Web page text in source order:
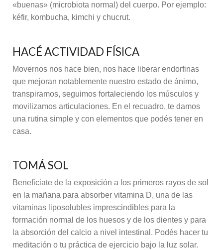
«buenas» (microbiota normal) del cuerpo. Por ejemplo:
kéfir, kombucha, kimchi y chucrut.
HACÉ ACTIVIDAD FÍSICA
Movernos nos hace bien, nos hace liberar endorfinas
que mejoran notablemente nuestro estado de ánimo,
transpiramos, seguimos fortaleciendo los músculos y
movilizamos articulaciones. En el recuadro, te damos
una rutina simple y con elementos que podés tener en
casa.
TOMÁ SOL
Beneficiate de la exposición a los primeros rayos de sol
en la mañana para absorber vitamina D, una de las
vitaminas liposolubles imprescindibles para la
formación normal de los huesos y de los dientes y para
la absorción del calcio a nivel intestinal. Podés hacer tu
meditación o tu práctica de ejercicio bajo la luz solar.